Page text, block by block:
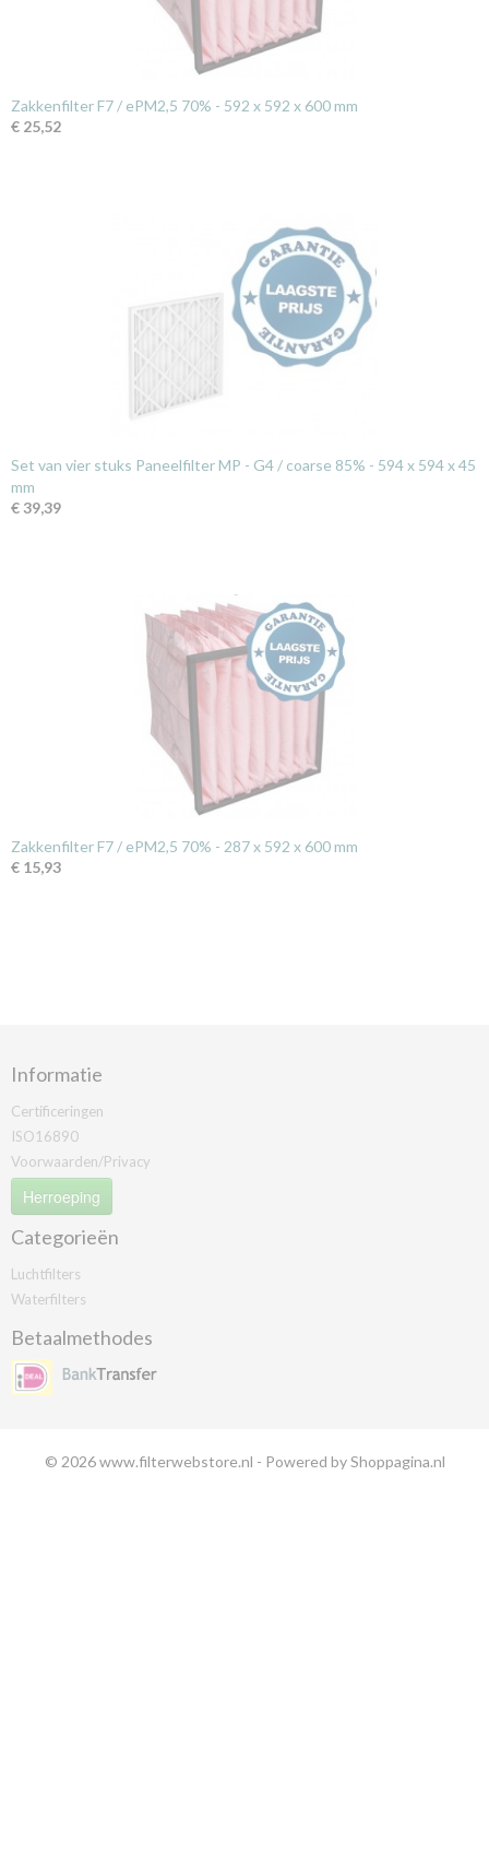
Zakkenfilter F7 / ePM2,5 70% - 592 x 592 x 600 mm
€ 25,52
Set van vier stuks Paneelfilter MP - G4 / coarse 85% - 594 x 594 x 45
mm
€ 39,39
Zakkenfilter F7 / ePM2,5 70% - 287 x 592 x 600 mm
€ 15,93
Informatie
Certificeringen
ISO16890
Voorwaarden/Privacy
Herroeping
Categorieën
Luchtfilters
Waterfilters
Betaalmethodes
© 2026 www.filterwebstore.nl - Powered by Shoppagina.nl